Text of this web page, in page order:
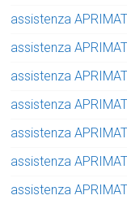
assistenza
assistenza
assistenza
assistenza
assistenza
assistenza
assistenza